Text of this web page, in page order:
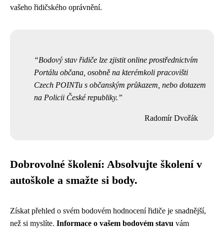
vašeho řidičského oprávnění.
Bodový stav řidiče lze zjistit online prostřednictvím
Portálu občana, osobně na kterémkoli pracovišti
Czech POINTu s občanským průkazem, nebo dotazem
na Policii České republiky.
Radomír Dvořák
Dobrovolné školení: Absolvujte školení v
autoškole a smažte si body.
Získat přehled o svém bodovém hodnocení řidiče je snadnější,
než si myslíte. Informace o vašem bodovém stavu vám